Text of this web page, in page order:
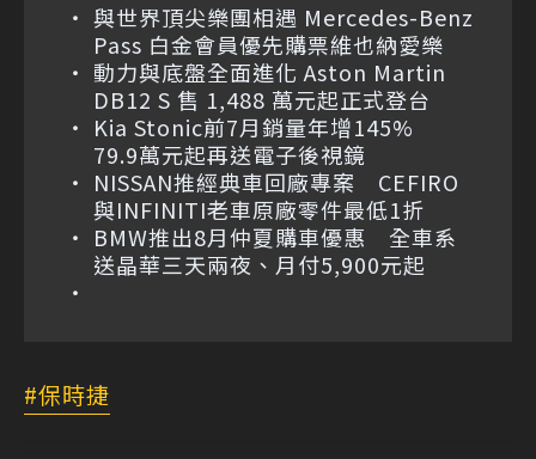
與世界頂尖樂團相遇 Mercedes-Benz
Pass 白金會員優先購票維也納愛樂
動力與底盤全面進化 Aston Martin
DB12 S 售 1,488 萬元起正式登台
Kia Stonic前7月銷量年增145%
79.9萬元起再送電子後視鏡
NISSAN推經典車回廠專案 CEFIRO
與INFINITI老車原廠零件最低1折
BMW推出8月仲夏購車優惠 全車系
送晶華三天兩夜、月付5,900元起
保時捷